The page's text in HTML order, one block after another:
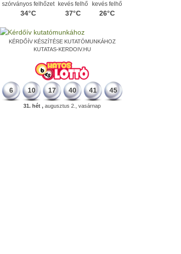
szórványos felhőzet
34°C
kevés felhő
37°C
kevés felhő
26°C
KÉRDŐÍV KÉSZÍTÉSE KUTATÓMUNKÁHOZ
KUTATAS-KERDOIV.HU
6 10 17 40 41 45
31. hét , augusztus 2., vasárnap